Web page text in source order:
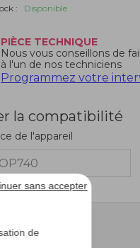
de
sans accepter
: Disponible
PIÈCE TECHNIQUE
Nous vous conseillons de
à l'un de nos techniciens
Programmez votre
la compatibilité
de l'appareil